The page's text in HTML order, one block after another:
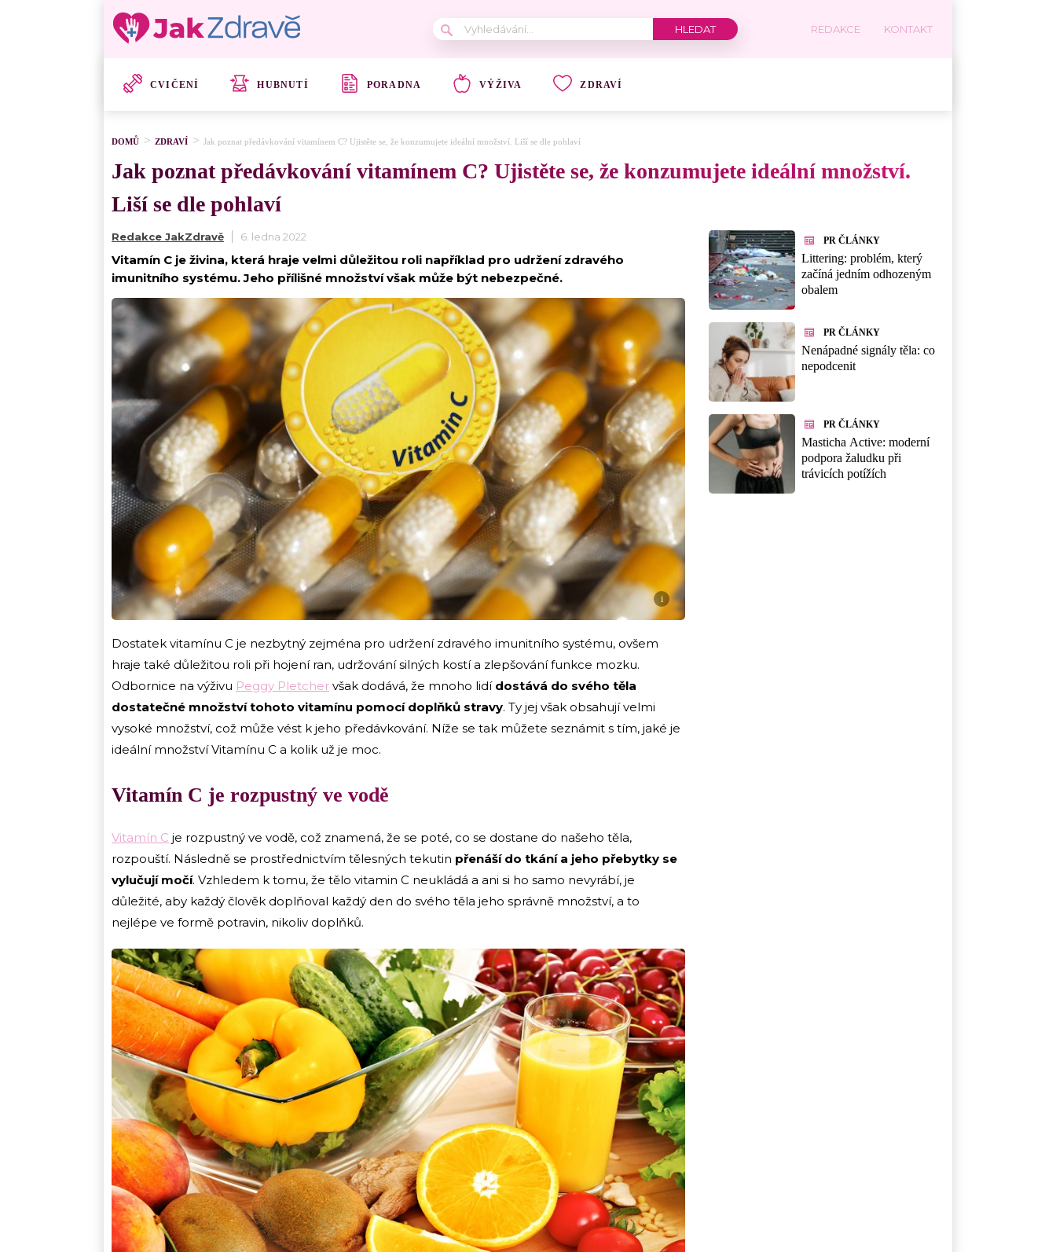
REDAKCE KONTAKT
CVIČENÍ HUBNUTÍ PORADNA VÝŽIVA ZDRAVÍ
DOMŮ ZDRAVÍ Jak poznat předávkování vitamínem C? Ujistěte se, že konzumujete ideální množství. Liší se dle pohlaví
Jak poznat předávkování vitamínem C? Ujistěte se, že konzumujete ideální množství.
Liší se dle pohlaví
Redakce JakZdravě 6. ledna 2022
Vitamín C je živina, která hraje velmi důležitou roli například pro udržení zdravého
imunitního systému. Jeho přílišné množství však může být nebezpečné.
i
Dostatek vitamínu C je nezbytný zejména pro udržení zdravého imunitního systému, ovšem
hraje také důležitou roli při hojení ran, udržování silných kostí a zlepšování funkce mozku.
Odbornice na výživu Peggy Pletcher však dodává, že mnoho lidí dostává do svého těla
dostatečné množství tohoto vitamínu pomocí doplňků stravy. Ty jej však obsahují velmi
vysoké množství, což může vést k jeho předávkování. Níže se tak můžete seznámit s tím, jaké je
ideální množství Vitamínu C a kolik už je moc.
Vitamín C je rozpustný ve vodě
Vitamín C je rozpustný ve vodě, což znamená, že se poté, co se dostane do našeho těla,
rozpouští. Následně se prostřednictvím tělesných tekutin přenáší do tkání a jeho přebytky se
vylučují močí. Vzhledem k tomu, že tělo vitamin C neukládá a ani si ho samo nevyrábí, je
důležité, aby každý člověk doplňoval každý den do svého těla jeho správně množství, a to
nejlépe ve formě potravin, nikoliv doplňků.
PR ČLÁNKY
Littering: problém, který
začíná jedním odhozeným
obalem
PR ČLÁNKY
Nenápadné signály těla: co
nepodcenit
PR ČLÁNKY
Masticha Active: moderní
podpora žaludku při
trávicích potížích